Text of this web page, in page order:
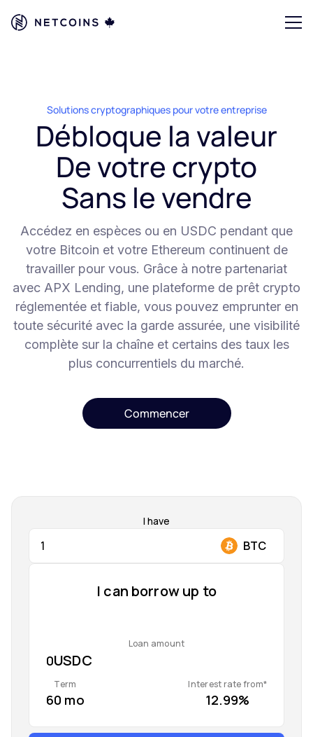
Solutions cryptographiques pour votre entreprise
Débloque la valeur
De votre crypto
Sans le vendre
Accédez en espèces ou en USDC pendant que
votre Bitcoin et votre Ethereum continuent de
travailler pour vous. Grâce à notre partenariat
avec APX Lending, une plateforme de prêt crypto
réglementée et fiable, vous pouvez emprunter en
toute sécurité avec la garde assurée, une visibilité
complète sur la chaîne et certains des taux les
plus concurrentiels du marché.
Commencer
I have
I can borrow up to
Loan amount
0
Term
60 mo
Interest rate from*
12.99%